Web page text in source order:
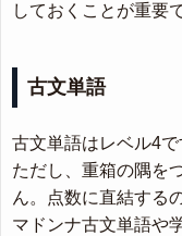
しておくことが重要
古文単語
古文単語はレベル4で
ただし、重箱の隅を
ん。点数に直結する
マドンナ古文単語や